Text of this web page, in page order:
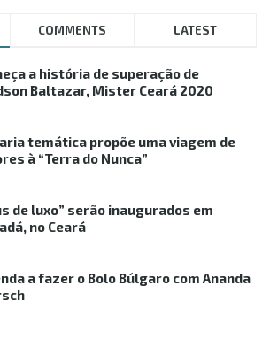
COMMENTS LATEST
a história de superação de
Baltazar, Mister Ceará 2020
temática propõe uma viagem de
à “Terra do Nunca”
de luxo” serão inaugurados em
no Ceará
a fazer o Bolo Búlgaro com Ananda